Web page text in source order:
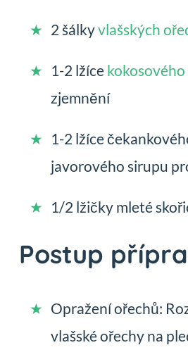
2 šálkyvlašských
1-2 lžíce
zjemnění
1-2 lžíce
javorového sirupu
1/2 lžičky mleté
Postup
Opražení ořechů:
vlašské ořechy na